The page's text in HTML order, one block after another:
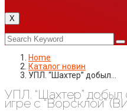
X
Home
Каталог новин
УПЛ. “Шахтер” добыл…
УПЛ. “Шахтер”
игре с “Ворсклой”